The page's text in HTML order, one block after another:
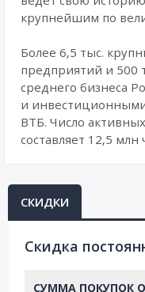
крупнейшим по
Более 6,5 тыс.
предприятий и 500
среднего бизнеса
и
ВТБ. Число
составляет 12,5 млн
СКИДКИ
Cкидка
СУММА ПОКУПОК